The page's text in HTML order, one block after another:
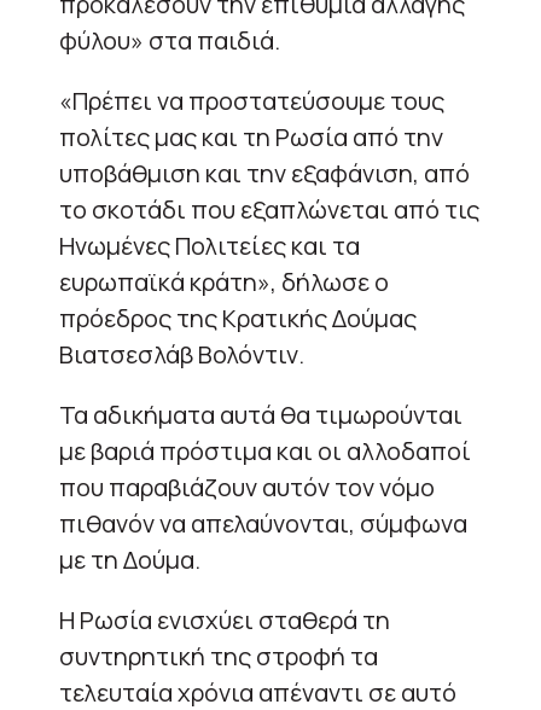
φύλου» στα παιδιά.
«Πρέπει να προστατεύσουμε τους
πολίτες μας και τη Ρωσία από την
υποβάθμιση και την εξαφάνιση, από
το σκοτάδι που εξαπλώνεται από τις
Ηνωμένες Πολιτείες και τα
ευρωπαϊκά κράτη», δήλωσε ο
πρόεδρος της Κρατικής Δούμας
Βιατσεσλάβ Βολόντιν.
Τα αδικήματα αυτά θα τιμωρούνται
με βαριά πρόστιμα και οι αλλοδαποί
που παραβιάζουν αυτόν τον νόμο
πιθανόν να απελαύνονται, σύμφωνα
με τη Δούμα.
Η Ρωσία ενισχύει σταθερά τη
συντηρητική της στροφή τα
τελευταία χρόνια απέναντι σε αυτό